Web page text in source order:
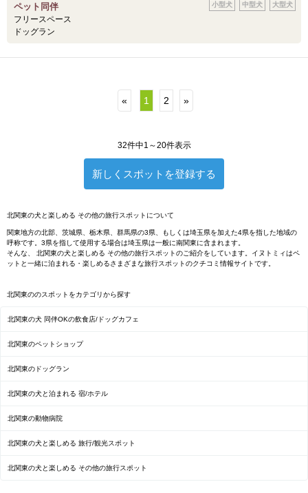
ペット同伴
フリースペース
ドッグラン
小型犬 中型犬 大型犬
« 1 2 »
32件中1～20件表示
新しくスポットを登録する
北関東の犬と楽しめる その他の旅行スポットについて
関東地方の北部、茨城県、栃木県、群馬県の3県、もしくは埼玉県を加えた4県を指した地域の
呼称です。3県を指して使用する場合は埼玉県は一般に南関東に含まれます。
そんな、 北関東の犬と楽しめる その他の旅行スポットのご紹介をしています。イヌトミィはペ
ットと一緒に泊まれる・楽しめるさまざまな旅行スポットのクチコミ情報サイトです。
北関東ののスポットをカテゴリから探す
北関東の犬 同伴OKの飲食店/ドッグカフェ
北関東のペットショップ
北関東のドッグラン
北関東の犬と泊まれる 宿/ホテル
北関東の動物病院
北関東の犬と楽しめる 旅行/観光スポット
北関東の犬と楽しめる その他の旅行スポット